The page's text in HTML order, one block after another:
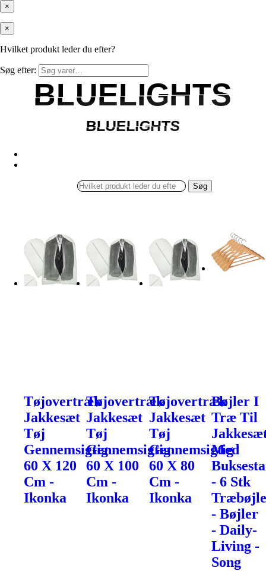
×
×
Hvilket produkt leder du efter?
Søg efter:
BLUELIGHTS
BLUELIGHTS
BLUELIGHTS
BLUELIGHTS
Søg
Tøjovertræk
Jakkesæt
Tøj
Gennemsigtig
60 X 120
Cm -
Ikonka
Tøjovertræk
Jakkesæt
Tøj
Gennemsigtig
60 X 100
Cm -
Ikonka
Tøjovertræk
Jakkesæt
Tøj
Gennemsigtig
60 X 80
Cm -
Ikonka
Bøjler I
Træ Til
Med
- 6 Stk
- Bøjler
- Daily-
Living -
Song